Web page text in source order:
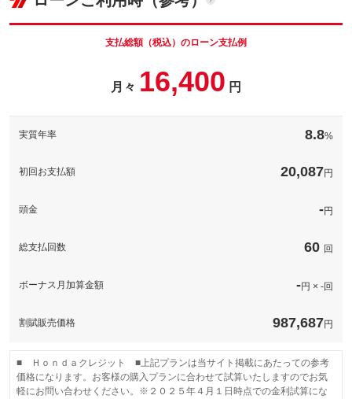
車両本体価
65.8
支払総額（税込）のローン支払例
月々 16,400 円
実質年率 8.8%
初回お支払額 20,087円
頭金 -円
総支払回数 60 回
ボーナス月加算金額 -円 × -回
割賦販売価格 987,687円
■ Ｈｏｎｄａクレジット ■上記プランは当サイト掲載にあたっての参考
価格になります。お客様の購入プランに合わせて試算いたしますのでお気
軽にお問い合わせください。※２０２５年４月１日時点での金利試算にな